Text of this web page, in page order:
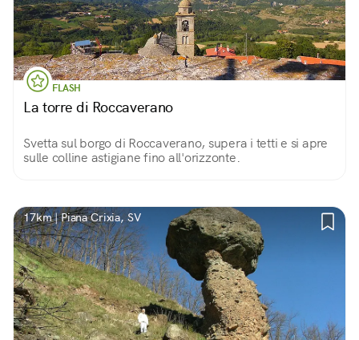
FLASH
La torre di Roccaverano
Svetta sul borgo di Roccaverano, supera i tetti e si apre
sulle colline astigiane fino all'orizzonte.
17km | Piana Crixia, SV